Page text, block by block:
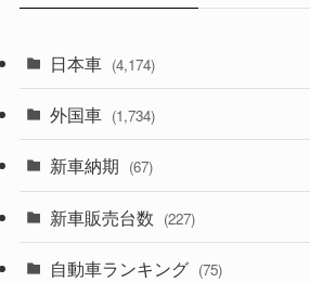
日本車 (4,174)
(1,321)
(329)
外国車 (1,734)
(242)
新車納期 (67)
(28)
(8)
新車販売台数 (227)
(21)
自動車ランキング (75)